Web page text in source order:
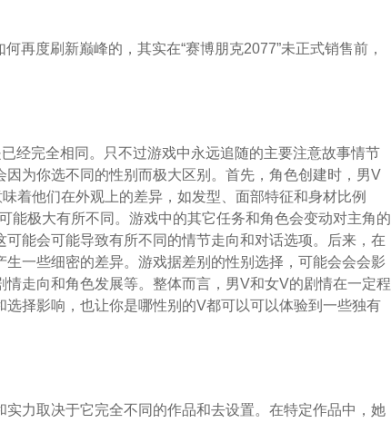
再度刷新巅峰的，其实在“赛博朋克2077”未正式销售前，
经完全相同。只不过游戏中永远追随的主要注意故事情节
为你选不同的性别而极大区别。首先，角色创建时，男V
着他们在外观上的差异，如发型、面部特征和身材比例
能极大有所不同。游戏中的其它任务和角色会变动对主角的
能会可能导致有所不同的情节走向和对话选项。后来，在
一些细密的差异。游戏据差别的性别选择，可能会会会影
走向和角色发展等。整体而言，男V和女V的剧情在一定程
择影响，也让你是哪性别的V都可以可以体验到一些独有
力取决于它完全不同的作品和去设置。在特定作品中，她